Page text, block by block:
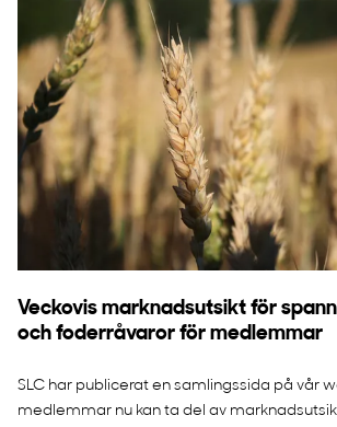
Veckovis marknadsutsikt för
och foderråvaror för medlemmar
SLC har publicerat en samlingssida på vår
medlemmar nu kan ta del av